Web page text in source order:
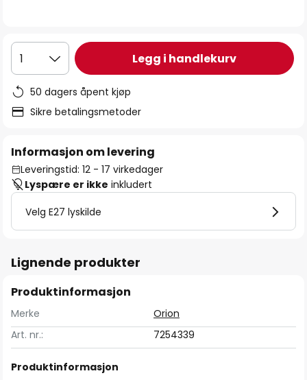
1 Legg i handlekurv
50 dagers åpent kjøp
Sikre betalingsmetoder
Informasjon om levering
Leveringstid: 12 - 17 virkedager
Lyspære er ikke inkludert
Velg E27 lyskilde
Lignende produkter
Produktinformasjon
Merke
Orion
Art. nr.:
7254339
Produktinformasjon